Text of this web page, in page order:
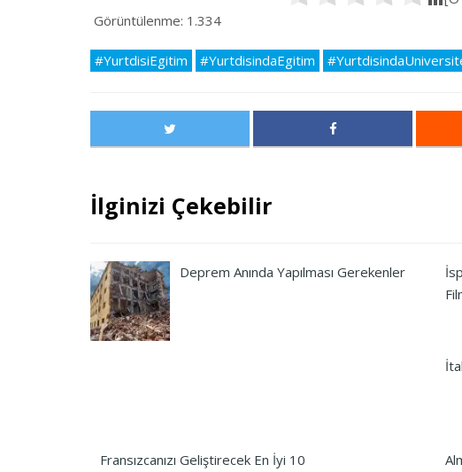
Görüntülenme: 1.334
#YurtdisiEgitim #YurtdisindaEgitim
İlginizi Çekebilir
Deprem Anında Yapılması Gerekenler
Fransızcanızı Geliştirecek En İyi 10